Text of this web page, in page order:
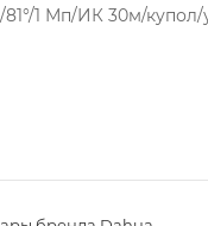
81°/1 Мп/ИК 30м/купол/